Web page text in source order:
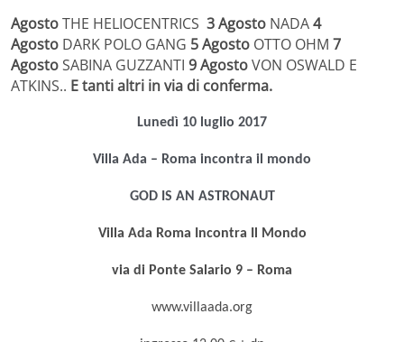
AgostoTHE HELIOCENTRICS 3 Agosto NADA4
Agosto DARK POLO GANG 5 Agosto OTTO OHM 7
AgostoSABINA GUZZANTI 9 AgostoVON OSWALD E
ATKINS.. E tanti altri in via di conferma.
Lunedì 10 luglio 2017
Villa Ada – Roma incontra il mondo
GOD IS AN ASTRONAUT
Villa Ada Roma Incontra Il Mondo
via di Ponte Salario 9 – Roma
www.villaada.org